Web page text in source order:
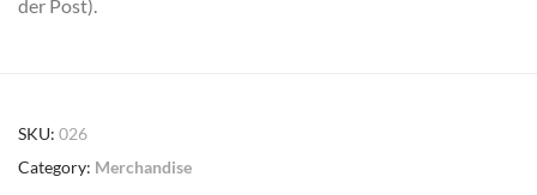
der Post).
SKU: 026
Category: Merchandise